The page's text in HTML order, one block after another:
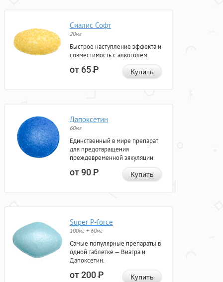
Сиалис Софт
20мг
Быстрое наступление эффекта и
совместимость с алкоголем.
от 65Р Купить
Дапоксетин
60мг
Единственный в мире препарат
для предотвращения
преждевременной эякуляции.
от 90Р Купить
Super P-force
100мг + 60мг
Самые популярные препараты в
одной таблетке — Виагра и
Дапоксетин.
от 200Р Купить